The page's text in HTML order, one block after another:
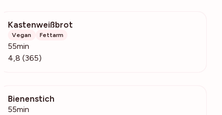
Kastenweißbrot
Vegan Fettarm
55min
4,8 (365)
Bienenstich
55min